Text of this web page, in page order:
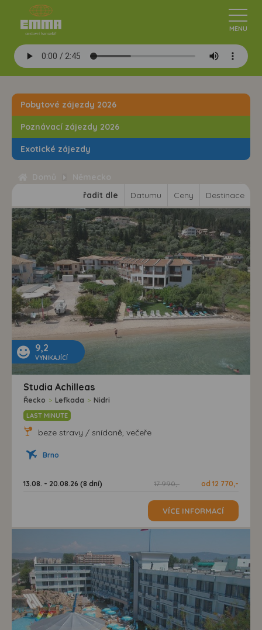
Pobytové zájezdy 2026
Poznávací zájezdy 2026
Exotické zájezdy
řadit dle
Datumu Ceny Destinace
9,2
VYNIKAJÍCÍ
Studia Achilleas
Řecko > Lefkada > Nidri
LAST MINUTE
beze stravy / snídaně, večeře
Brno
13.08. - 20.08.26 (8 dní) 17 990,- od 12 770,-
VÍCE INFORMACÍ